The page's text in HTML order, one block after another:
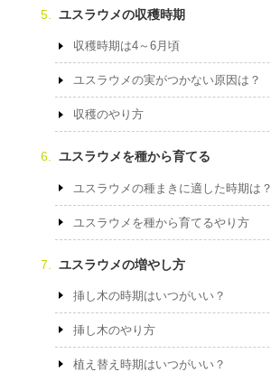
ユスラウメの収穫時期
収穫時期は4～6月頃
ユスラウメの実がつかない原因は？
収穫のやり方
ユスラウメを種から育てる
ユスラウメの種まきに適した時期は？
ユスラウメを種から育てるやり方
ユスラウメの増やし方
挿し木の時期はいつがいい？
挿し木のやり方
植え替え時期はいつがいい？